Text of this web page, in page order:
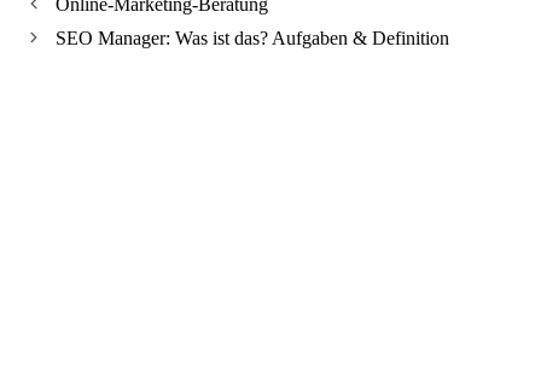
Online-Marketing-Beratung
SEO Manager: Was ist das? Aufgaben & Definition